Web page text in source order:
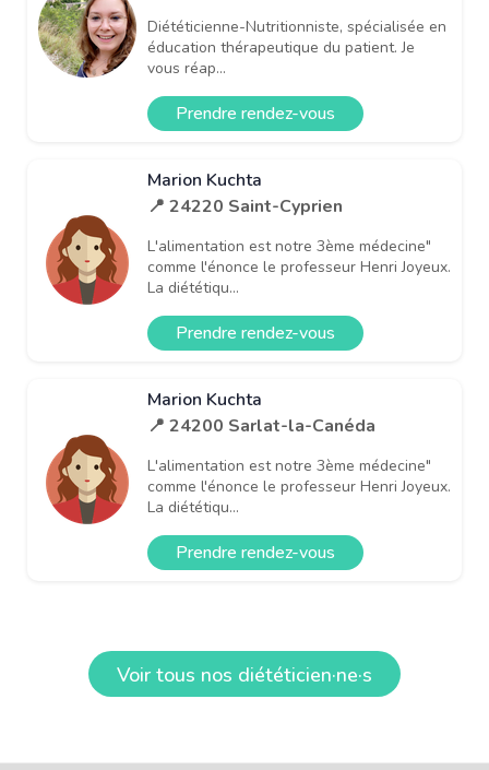
Diététicienne-Nutritionniste, spécialisée en
éducation thérapeutique du patient. Je
vous réap...
Prendre rendez-vous
Marion Kuchta
📍 24220 Saint-Cyprien
L'alimentation est notre 3ème médecine"
comme l'énonce le professeur Henri Joyeux.
La diététiqu...
Prendre rendez-vous
Marion Kuchta
📍 24200 Sarlat-la-Canéda
L'alimentation est notre 3ème médecine"
comme l'énonce le professeur Henri Joyeux.
La diététiqu...
Prendre rendez-vous
Voir tous nos diététicien·ne·s